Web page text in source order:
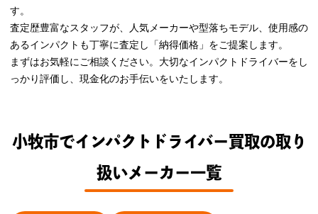
す。
査定歴豊富なスタッフが、人気メーカーや型落ちモデル、使用感の
あるインパクトも丁寧に査定し「納得価格」をご提案します。
まずはお気軽にご相談ください。大切なインパクトドライバーをし
っかり評価し、現金化のお手伝いをいたします。
小牧市でインパクトドライバー買取の取り
扱いメーカー一覧